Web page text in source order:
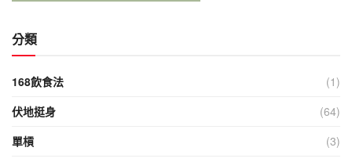
分類
168飲食法
(1)
伏地挺身
(64)
單槓
(3)